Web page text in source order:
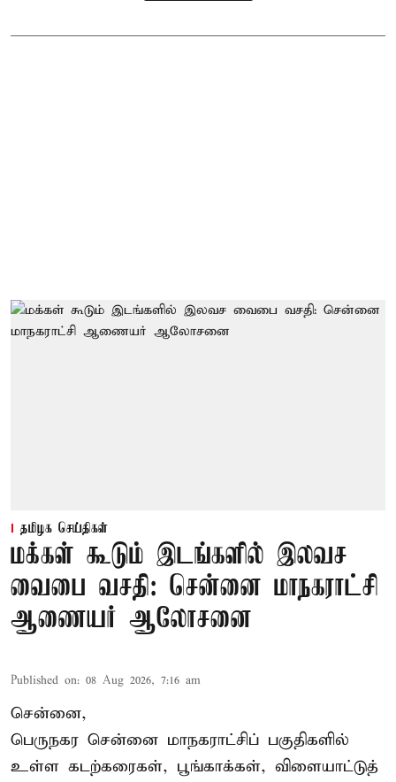
தமிழக செய்திகள்
மக்கள் கூடும் இடங்களில் இலவச
வைபை வசதி: சென்னை மாநகராட்சி
ஆணையர் ஆலோசனை
Published on: 08 Aug 2026, 7:16 am
சென்னை,
பெருநகர சென்னை மாநகராட்சிப் பகுதிகளில்
உள்ள கடற்கரைகள், பூங்காக்கள், விளையாட்டுத்